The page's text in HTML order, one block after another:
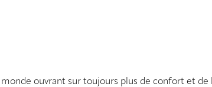
ouvrant sur toujours plus de confort et de